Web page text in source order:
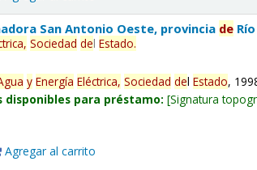
San Antonio Oeste, provincia de
Sociedad delEstado.
y Energía Eléctrica, Sociedad delEstado,
disponibles para préstamo: Signatura
Agregar al carrito